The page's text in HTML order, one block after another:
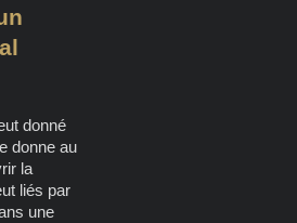
donné
donne au
la
liés par
une